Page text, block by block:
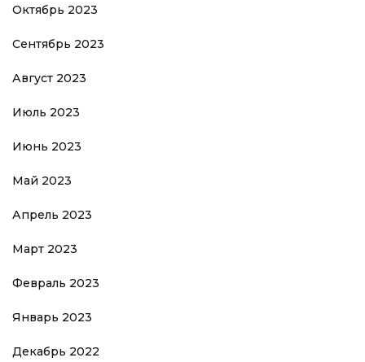
Октябрь 2023
Сентябрь 2023
Август 2023
Июль 2023
Июнь 2023
Май 2023
Апрель 2023
Март 2023
Февраль 2023
Январь 2023
Декабрь 2022